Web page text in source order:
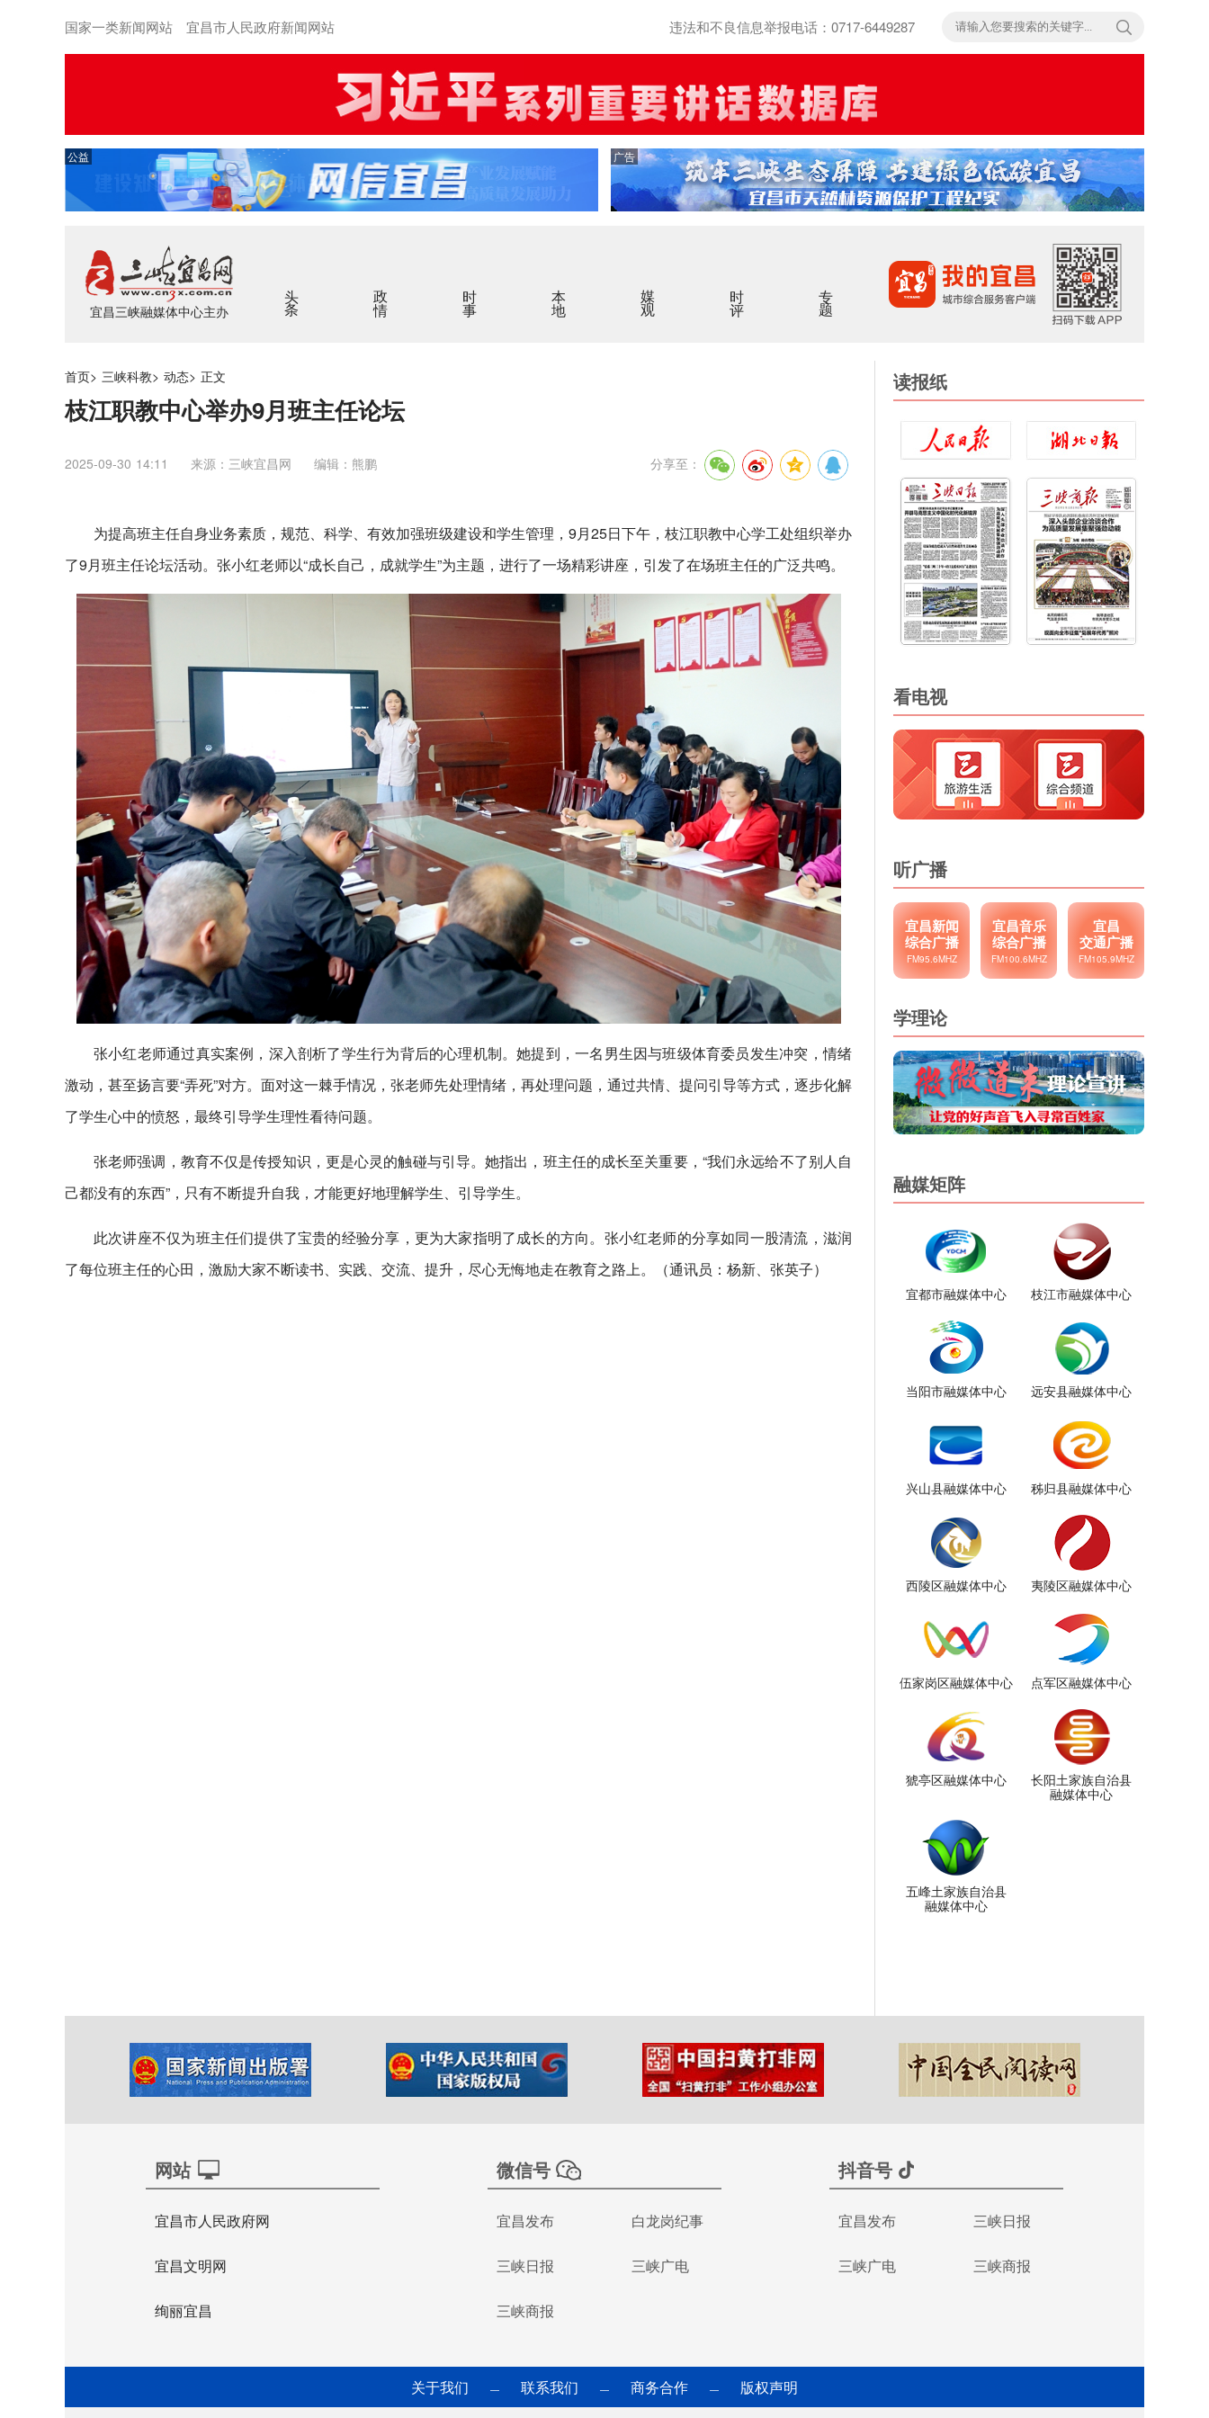
国家一类新闻网站 宜昌市人民政府新闻网站 违法和不良信息举报电话：0717-6449287
公益 广告
宜昌三峡融媒体中心主办
头条 政情 时事 本地 媒观 时评 专题
首页> 三峡科教> 动态> 正文
枝江职教中心举办9月班主任论坛
2025-09-30 14:11 来源：三峡宜昌网 编辑：熊鹏 分享至：
为提高班主任自身业务素质，规范、科学、有效加强班级建设和学生管理，9月25日下午，枝江职教中心学工处组织举办
了9月班主任论坛活动。张小红老师以“成长自己，成就学生”为主题，进行了一场精彩讲座，引发了在场班主任的广泛共鸣。
张小红老师通过真实案例，深入剖析了学生行为背后的心理机制。她提到，一名男生因与班级体育委员发生冲突，情绪
激动，甚至扬言要“弄死”对方。面对这一棘手情况，张老师先处理情绪，再处理问题，通过共情、提问引导等方式，逐步化解
了学生心中的愤怒，最终引导学生理性看待问题。
张老师强调，教育不仅是传授知识，更是心灵的触碰与引导。她指出，班主任的成长至关重要，“我们永远给不了别人自
己都没有的东西”，只有不断提升自我，才能更好地理解学生、引导学生。
此次讲座不仅为班主任们提供了宝贵的经验分享，更为大家指明了成长的方向。张小红老师的分享如同一股清流，滋润
了每位班主任的心田，激励大家不断读书、实践、交流、提升，尽心无悔地走在教育之路上。（通讯员：杨新、张英子）
读报纸
看电视
听广播
宜昌新闻
综合广播
FM95.6MHZ
宜昌音乐
综合广播
FM100.6MHZ
宜昌
交通广播
FM105.9MHZ
学理论
融媒矩阵
宜都市融媒体中心 枝江市融媒体中心
当阳市融媒体中心 远安县融媒体中心
兴山县融媒体中心 秭归县融媒体中心
西陵区融媒体中心 夷陵区融媒体中心
伍家岗区融媒体中心 点军区融媒体中心
猇亭区融媒体中心
长阳土家族自治县
融媒体中心
五峰土家族自治县
融媒体中心
网站
宜昌市人民政府网
宜昌文明网
绚丽宜昌
微信号
宜昌发布 白龙岗纪事
三峡日报 三峡广电
三峡商报
抖音号
宜昌发布 三峡日报
三峡广电 三峡商报
关于我们 — 联系我们 — 商务合作 — 版权声明